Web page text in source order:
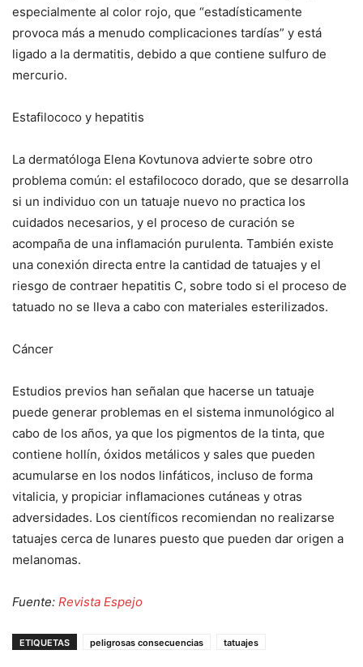
especialmente al color rojo, que “estadísticamente
provoca más a menudo complicaciones tardías” y está
ligado a la dermatitis, debido a que contiene sulfuro de
mercurio.
Estafilococo y hepatitis
La dermatóloga Elena Kovtunova advierte sobre otro
problema común: el estafilococo dorado, que se desarrolla
si un individuo con un tatuaje nuevo no practica los
cuidados necesarios, y el proceso de curación se
acompaña de una inflamación purulenta. También existe
una conexión directa entre la cantidad de tatuajes y el
riesgo de contraer hepatitis C, sobre todo si el proceso de
tatuado no se lleva a cabo con materiales esterilizados.
Cáncer
Estudios previos han señalan que hacerse un tatuaje
puede generar problemas en el sistema inmunológico al
cabo de los años, ya que los pigmentos de la tinta, que
contiene hollín, óxidos metálicos y sales que pueden
acumularse en los nodos linfáticos, incluso de forma
vitalicia, y propiciar inflamaciones cutáneas y otras
adversidades. Los científicos recomiendan no realizarse
tatuajes cerca de lunares puesto que pueden dar origen a
melanomas.
Fuente: Revista Espejo
ETIQUETAS peligrosas consecuencias tatuajes